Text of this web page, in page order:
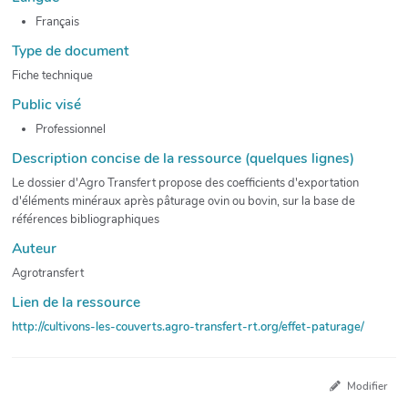
Français
Type de document
Fiche technique
Public visé
Professionnel
Description concise de la ressource (quelques lignes)
Le dossier d'Agro Transfert propose des coefficients d'exportation
d'éléments minéraux après pâturage ovin ou bovin, sur la base de
références bibliographiques
Auteur
Agrotransfert
Lien de la ressource
http://cultivons-les-couverts.agro-transfert-rt.org/effet-paturage/
Modifier